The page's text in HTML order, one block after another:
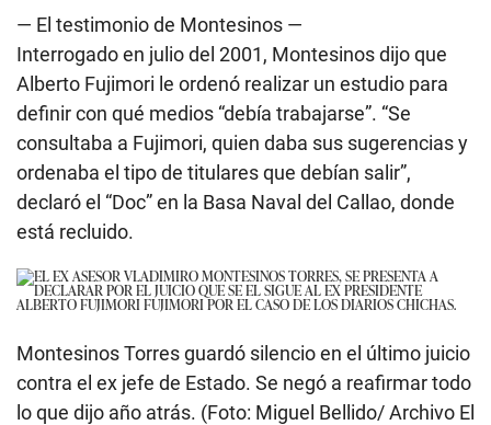
— El testimonio de Montesinos —
Interrogado en julio del 2001, Montesinos dijo que
Alberto Fujimori le ordenó realizar un estudio para
definir con qué medios “debía trabajarse”. “Se
consultaba a Fujimori, quien daba sus sugerencias y
ordenaba el tipo de titulares que debían salir”,
declaró el “Doc” en la Basa Naval del Callao, donde
está recluido.
Montesinos Torres guardó silencio en el último juicio
contra el ex jefe de Estado. Se negó a reafirmar todo
lo que dijo año atrás. (Foto: Miguel Bellido/ Archivo El